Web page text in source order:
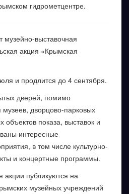
гидрометцентре.
музейно-выставочная
акция «Крымская
и продлится до 4 сентября.
дверей, помимо
дворцово-парковых
показа, выставок и
интересные
в том числе культурно-
и концертные программы.
публикуются на
музейных учреждений